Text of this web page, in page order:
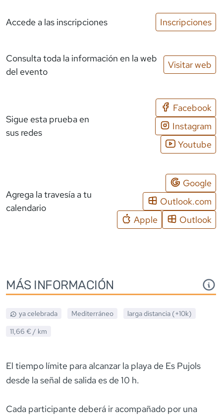
Accede a las inscripciones Inscripciones
Consulta toda la información en la web
del evento
Visitar web
Sigue esta prueba en
sus redes
Facebook
Instagram
Youtube
Agrega la travesía a tu
calendario
Google
Outlook.com
Apple
Outlook
MÁS INFORMACIÓN
ya celebrada Mediterráneo
larga distancia (+10k)
11,66 € / km
El tiempo límite para alcanzar la playa de Es Pujols
desde la señal de salida es de 10 h.
Cada participante deberá ir acompañado por una